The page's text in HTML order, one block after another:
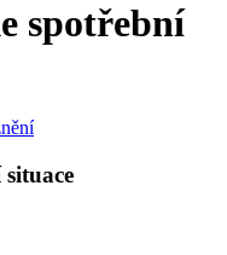
spotřební